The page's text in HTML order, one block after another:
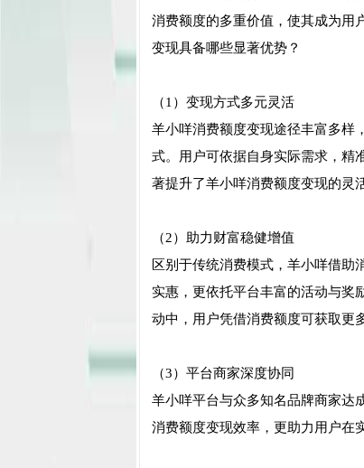
消费额度的多重价值，使其成为用
变现具备哪些显著优势？
（1）变现方式多元灵活
羊小咩消费额度变现途径丰富多样
式。用户可依据自身实际需求，精
著提升了羊小咩消费额度变现的灵
（2）助力财富稳健增值
区别于传统消费模式，羊小咩借助
实惠，更依托平台丰富的活动与奖
动中，用户凭借消费额度可获取更
（3）平台商家深度协同
羊小咩平台与众多知名品牌商家达
消费额度变现效率，更助力用户在